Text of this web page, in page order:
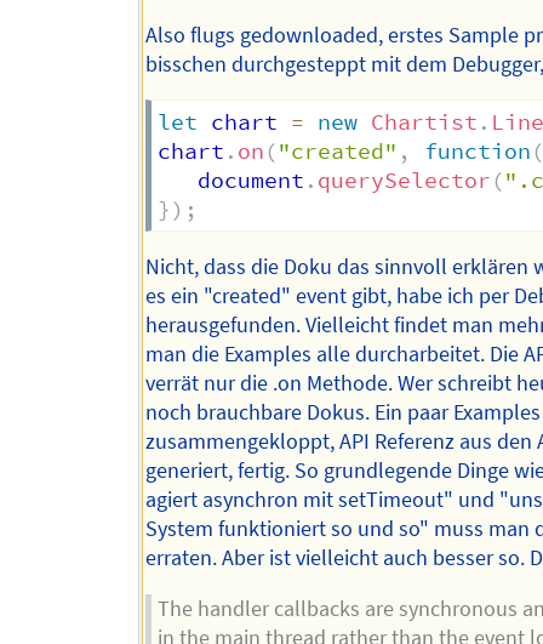
Also flugs gedownloaded, erstes Sample
bisschen durchgesteppt mit dem
let chart = new Chartist . Line
chart . on ("created" , function (
   document
. querySelector (
}) ;
Nicht, dass die Doku das sinnvoll erklären
es ein "created" event gibt, habe ich per
herausgefunden. Vielleicht findet man
man die Examples alle durcharbeitet. Die
verrät nur die .on Methode. Wer schreibt
noch brauchbare Dokus. Ein paar Examples
zusammengekloppt, API Referenz aus den
generiert, fertig. So grundlegende Dinge
agiert asynchron mit setTimeout" und
System funktioniert so und so" muss man
erraten. Aber ist vielleicht auch besser so.
The handler callbacks are synchronous
in the main thread rather than the event